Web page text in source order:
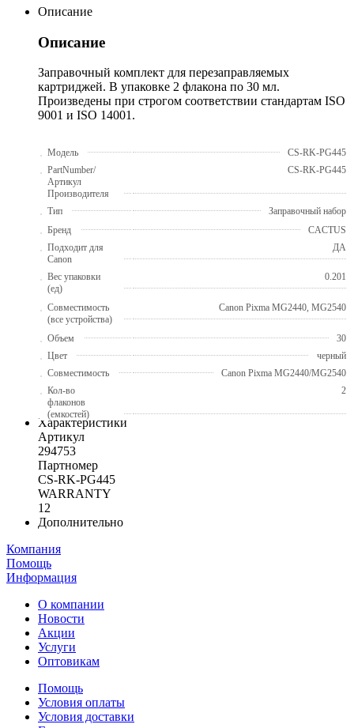
Описание
Описание
Заправочный комплект для перезаправляемых
картриджей. В упаковке 2 флакона по 30 мл.
Произведены при строгом соответствии стандартам ISO
9001 и ISO 14001.
Модель
CS-RK-PG445
PartNumber/
Артикул
Производителя
CS-RK-PG445
Тип
Заправочный набор
Бренд
CACTUS
Подходит для
Canon
ДА
Вес упаковки
(ед)
0.201
Совместимость
(все устройства)
Canon Pixma MG2440, MG2540
Объем
30
Цвет
черный
Совместимость
Canon Pixma MG2440/MG2540
Кол-во
флаконов
(емкостей)
2
Характеристики
Артикул
294753
Партномер
CS-RK-PG445
WARRANTY
12
Дополнительно
Компания
Помощь
Информация
О компании
Новости
Акции
Услуги
Оптовикам
Помощь
Условия оплаты
Условия доставки